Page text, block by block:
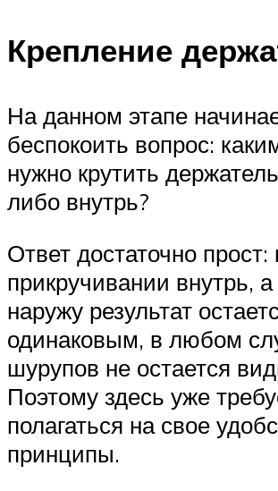
Крепление
На данном этапе
беспокоить вопрос:
нужно крутить
либо внутрь?
Ответ достаточно прост:
прикручивании внутрь,
наружу результат
одинаковым, в любом
шурупов не остается
Поэтому здесь уже
полагаться на свое
принципы.